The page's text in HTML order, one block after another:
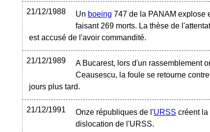
21/12/1988 Un boeing 747 de la PANAM explose
faisant 269 morts. La thèse de
est accusé de l'avoir commandité.
21/12/1989
A Bucarest, lors d'un rassemblement
Ceausescu, la foule se retourne
jours plus tard.
21/12/1991 Onze républiques de l'URSS créent la
dislocation de l'URSS.